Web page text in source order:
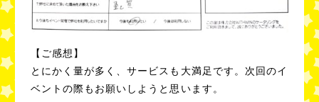
【ご感想】
とにかく量が多く、サービスも大満足です。次回のイ
ベントの際もお願いしようと思います。